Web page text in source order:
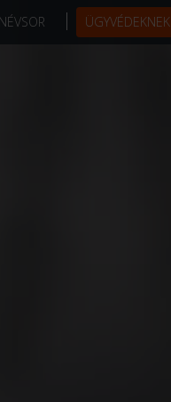
ÜGYVÉDEKNEK